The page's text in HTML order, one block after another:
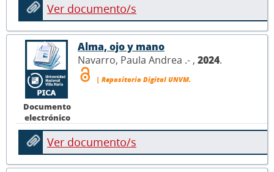
Ver documento/s
Documento
electrónico
Alma, ojo y mano
Navarro, Paula Andrea .- , 2024.
| Repositorio Digital UNVM.
Ver documento/s